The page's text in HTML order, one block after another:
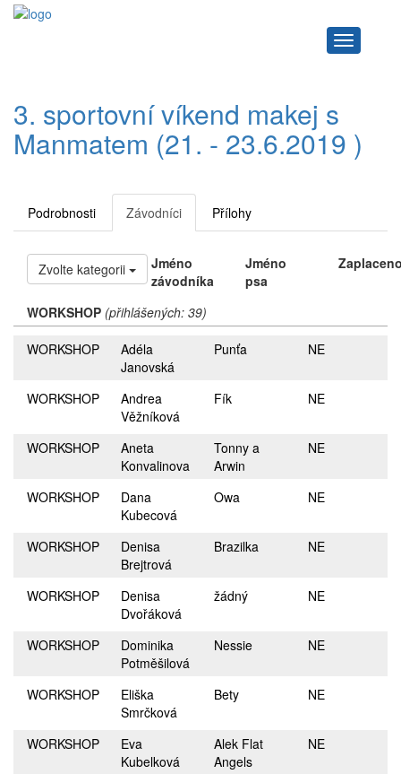
Navigace
3. sportovní víkend makej s
Manmatem (21. - 23.6.2019 )
Podrobnosti Závodníci Přílohy
Zvolte kategorii
Jméno
závodníka
Jméno
psa
WORKSHOP (přihlášených: 39)
WORKSHOP
Adéla
Janovská
Punťa NE
WORKSHOP
Andrea
Věžníková
Fík NE
WORKSHOP
Aneta
Konvalinova
Tonny a
Arwin
NE
WORKSHOP
Dana
Kubecová
Owa NE
WORKSHOP
Denisa
Brejtrová
Brazilka NE
WORKSHOP
Denisa
Dvořáková
žádný NE
WORKSHOP
Dominika
Potměšilová
Nessie NE
WORKSHOP
Eliška
Smrčková
Bety NE
WORKSHOP
Eva
Kubelková
Alek Flat
Angels
NE